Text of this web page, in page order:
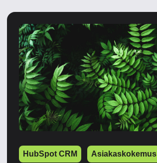
HubSpot CRM Asiakaskokemus